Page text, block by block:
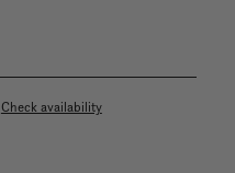
Check availability